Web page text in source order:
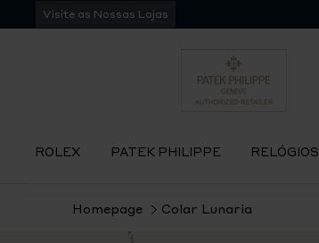
para
Visite as Nossas Lojas
ROLEX PATEK PHILIPPE RELÓGIOS
Homepage Colar Lunaria